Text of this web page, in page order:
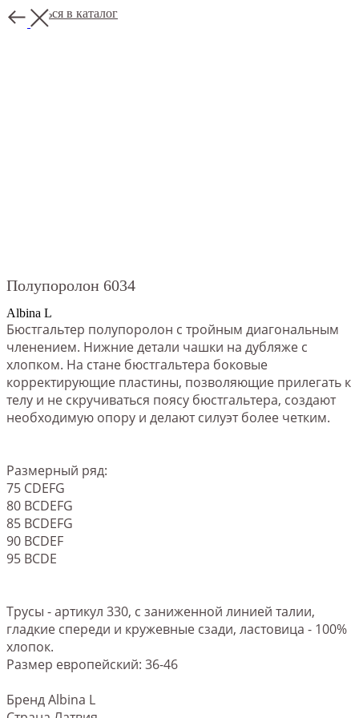
Вернуться в каталог
Полупоролон 6034
Albina L
Бюстгальтер полупоролон с тройным диагональным
членением. Нижние детали чашки на дубляже с
хлопком. На стане бюстгальтера боковые
корректирующие пластины, позволяющие прилегать к
телу и не скручиваться поясу бюстгальтера, создают
необходимую опору и делают силуэт более четким.
Размерный ряд:
75 CDEFG
80 BCDEFG
85 BCDEFG
90 BCDEF
95 BCDE
Трусы - артикул 330, с заниженной линией талии,
гладкие спереди и кружевные сзади, ластовица - 100%
хлопок.
Размер европейский: 36-46
Бренд Albina L